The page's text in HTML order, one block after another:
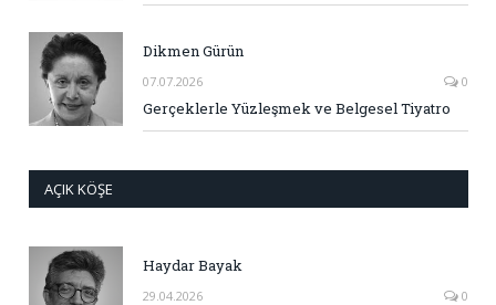
Dikmen Gürün
07.07.2026 0
Gerçeklerle Yüzleşmek ve Belgesel Tiyatro
AÇIK KÖŞE
Haydar Bayak
29.04.2026 0